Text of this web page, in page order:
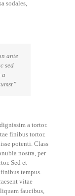
sodales,
ante
sed
a
a tortor.
finibus tortor.
potenti. Class
nostra, per
Sed et
tempus.
vitae
faucibus,